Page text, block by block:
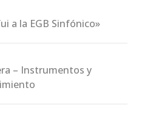
a la EGB Sinfónico»
– Instrumentos y